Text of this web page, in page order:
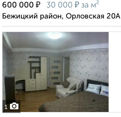
600 000 ₽ 30 000 ₽ за м²
Бежицкий район, Орловская 20А
1